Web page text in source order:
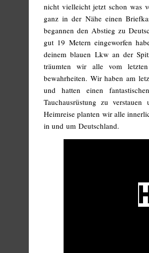
nicht vielleicht jetzt schon was
ganz in der Nähe einen
begannen den Abstieg zu
gut 19 Metern eingeworfen
deinem blauen Lkw an der
träumten wir alle vom
bewahrheiten. Wir haben am
und hatten einen
Tauchausrüstung zu
Heimreise planten wir alle
in und um Deutschland.